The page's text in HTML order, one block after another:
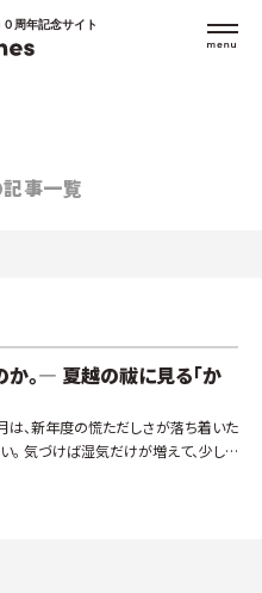
周年記念サイト
事一覧
か。— 夏越の祓に見る「か
、新年度の慌ただしさが落ち着いた
。 気づけば湿気だけが増えて、少しず
今年度は始まったばかりなのに […]